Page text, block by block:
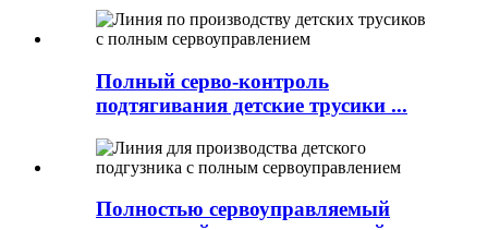
Полный серво-контроль
подтягивания детские трусики ...
Полностью сервоуправляемый